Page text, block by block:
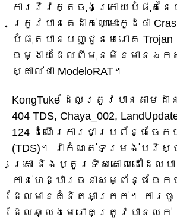
ការវិវត្តចុងក្រោយបំផុតនៃប
ត្រូវបានគេដាក់ឈ្មោះកូដថា
បំផុតបានបញ្ជូនមេរោគ
ចម្ងាយដែលពីមុនមិនមានឯកស
ស្គាល់ថា ModeloRAT។
KongTuke ដែលត្រូវបានតាមដា
404 TDS, Chaya_002,
124 ដំណើរការជាប្រព័ន្ធចែ
(TDS)។ វាកំណត់ទម្រង់បរិស្
គ្រោះ និងប្តូរទិសគោលដៅដែលប
កាន់ហេដ្ឋារចនាសម្ព័ន្ធចែ
ដែលមានគំនិតអាក្រក់។ ការចូ
ដែលឆ្លងមេរោគត្រូវបានលក់